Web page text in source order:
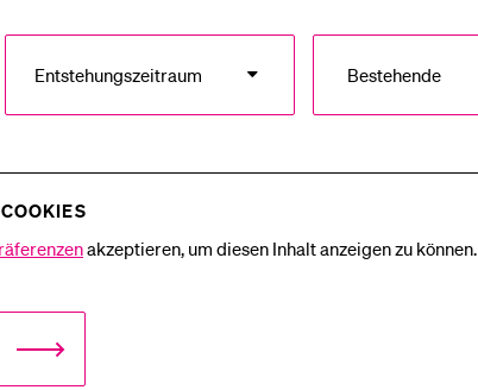
Entstehungszeitraum
akzeptieren, um diesen Inhalt anzeigen zu können.